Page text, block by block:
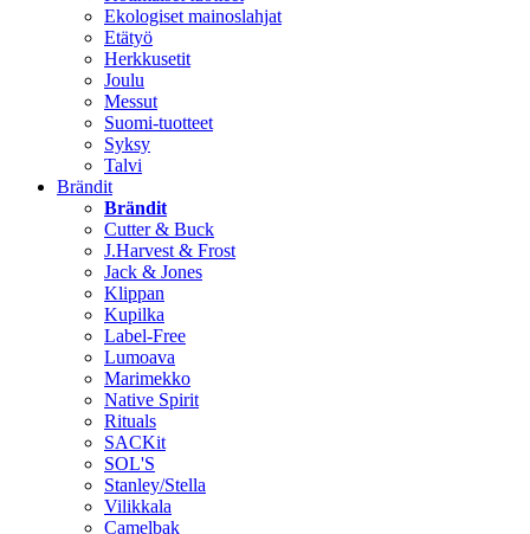
Ekologiset mainoslahjat
Etätyö
Herkkusetit
Joulu
Messut
Suomi-tuotteet
Syksy
Talvi
Brändit
Brändit
Cutter & Buck
J.Harvest & Frost
Jack & Jones
Klippan
Kupilka
Label-Free
Lumoava
Marimekko
Native Spirit
Rituals
SACKit
SOL'S
Stanley/Stella
Vilikkala
Camelbak